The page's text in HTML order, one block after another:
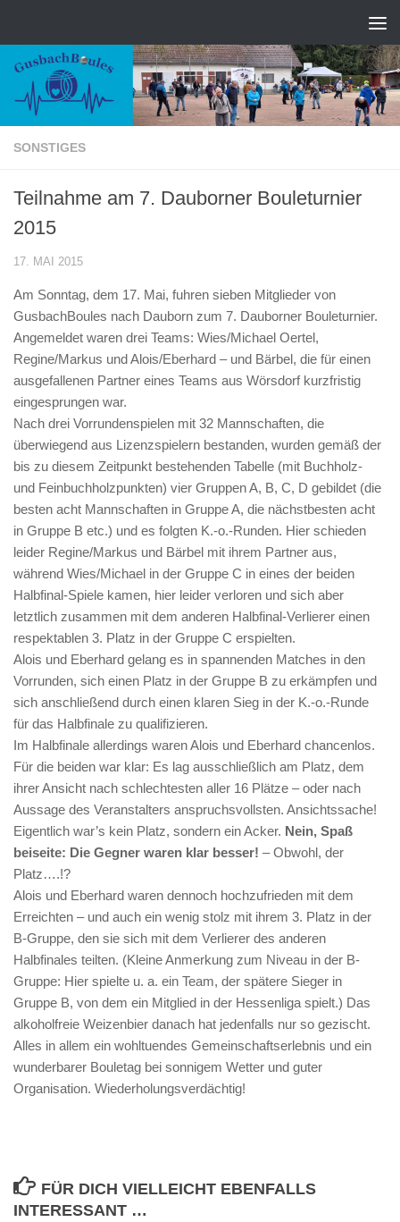
SONSTIGES
Teilnahme am 7. Dauborner Bouleturnier
2015
17. MAI 2015
Am Sonntag, dem 17. Mai, fuhren sieben Mitglieder von
GusbachBoules nach Dauborn zum 7. Dauborner Bouleturnier.
Angemeldet waren drei Teams: Wies/Michael Oertel,
Regine/Markus und Alois/Eberhard – und Bärbel, die für einen
ausgefallenen Partner eines Teams aus Wörsdorf kurzfristig
eingesprungen war.
Nach drei Vorrundenspielen mit 32 Mannschaften, die
überwiegend aus Lizenzspielern bestanden, wurden gemäß der
bis zu diesem Zeitpunkt bestehenden Tabelle (mit Buchholz-
und Feinbuchholzpunkten) vier Gruppen A, B, C, D gebildet (die
besten acht Mannschaften in Gruppe A, die nächstbesten acht
in Gruppe B etc.) und es folgten K.-o.-Runden. Hier schieden
leider Regine/Markus und Bärbel mit ihrem Partner aus,
während Wies/Michael in der Gruppe C in eines der beiden
Halbfinal-Spiele kamen, hier leider verloren und sich aber
letztlich zusammen mit dem anderen Halbfinal-Verlierer einen
respektablen 3. Platz in der Gruppe C erspielten.
Alois und Eberhard gelang es in spannenden Matches in den
Vorrunden, sich einen Platz in der Gruppe B zu erkämpfen und
sich anschließend durch einen klaren Sieg in der K.-o.-Runde
für das Halbfinale zu qualifizieren.
Im Halbfinale allerdings waren Alois und Eberhard chancenlos.
Für die beiden war klar: Es lag ausschließlich am Platz, dem
ihrer Ansicht nach schlechtesten aller 16 Plätze – oder nach
Aussage des Veranstalters anspruchsvollsten. Ansichtssache!
Eigentlich war’s kein Platz, sondern ein Acker. Nein, Spaß
beiseite: Die Gegner waren klar besser! – Obwohl, der
Platz….!?
Alois und Eberhard waren dennoch hochzufrieden mit dem
Erreichten – und auch ein wenig stolz mit ihrem 3. Platz in der
B-Gruppe, den sie sich mit dem Verlierer des anderen
Halbfinales teilten. (Kleine Anmerkung zum Niveau in der B-
Gruppe: Hier spielte u. a. ein Team, der spätere Sieger in
Gruppe B, von dem ein Mitglied in der Hessenliga spielt.) Das
alkoholfreie Weizenbier danach hat jedenfalls nur so gezischt.
Alles in allem ein wohltuendes Gemeinschaftserlebnis und ein
wunderbarer Bouletag bei sonnigem Wetter und guter
Organisation. Wiederholungsverdächtig!
FÜR DICH VIELLEICHT EBENFALLS
INTERESSANT …